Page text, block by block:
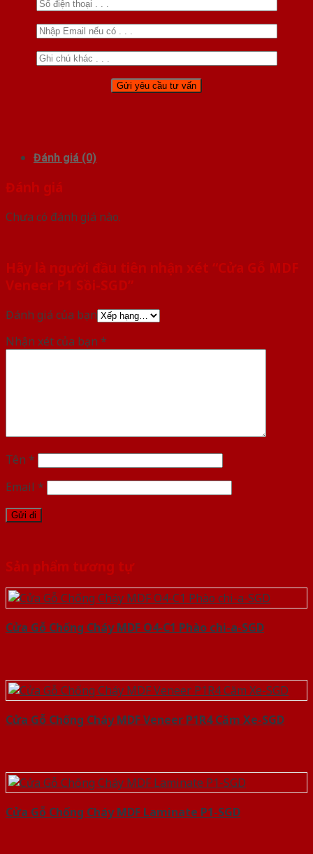
Đánh giá (0)
Đánh giá
Chưa có đánh giá nào.
Hãy là người đầu tiên nhận xét “Cửa Gỗ MDF
Veneer P1 Sồi-SGD”
Đánh giá của bạn
Nhận xét của bạn *
Tên *
Email *
Sản phẩm tương tự
Cửa Gỗ Chống Cháy MDF O4-C1 Phào chi-a-SGD
Cửa Gỗ Chống Cháy MDF Veneer P1R4 Căm Xe-SGD
Cửa Gỗ Chống Cháy MDF Laminate P1-SGD